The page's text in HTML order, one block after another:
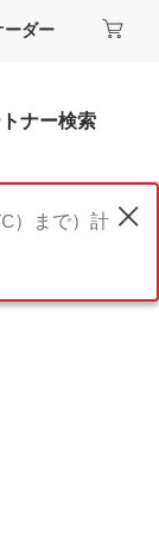
ーダー
ナー検索
）まで）計